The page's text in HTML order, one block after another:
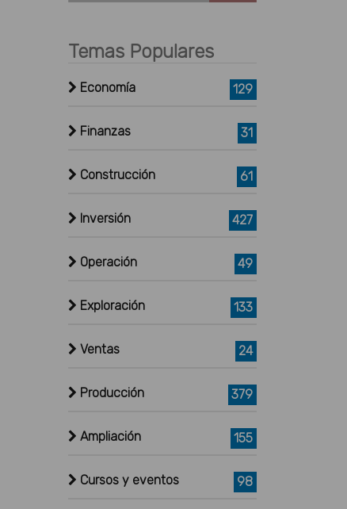
Temas Populares
Economía 129
Finanzas 31
Construcción 61
Inversión 427
Operación 49
Exploración 133
Ventas 24
Producción 379
Ampliación 155
Cursos y eventos 98